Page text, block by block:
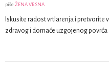
piše ŽENA VRSNA
Iskusite radost vrtlarenja i pretvorite
zdravog i domaće uzgojenog povrća